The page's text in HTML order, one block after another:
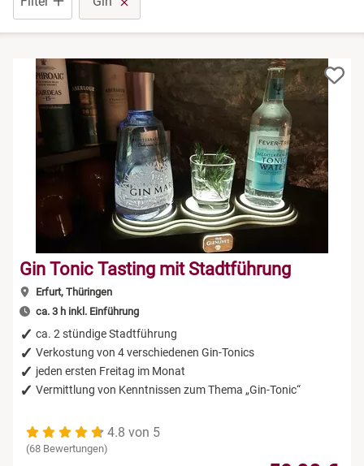
Gin Tonic Tasting mit Stadtführung
Erfurt, Thüringen
ca. 3 h inkl. Einführung
ca. 2 stündige Stadtführung
Verkostung von 4 verschiedenen Gin-Tonics
jeden ersten Freitag im Monat
Vermittlung von Kenntnissen zum Thema „Gin-Tonic“
4.8 von 5
(68 Bewertungen)
Niedersachsen
NRW
Rheinland-Pfalz
Saarland
Sachsen
Schleswig-Holstein
Rum Tasting
Schokolade
Sekt Tasting
Wein Tasting